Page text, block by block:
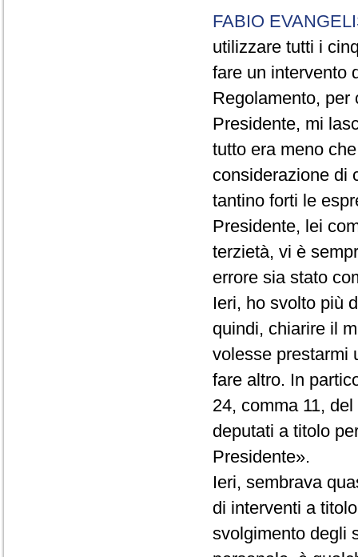
FABIO
utilizzare tutti i
fare un intervento
Regolamento, per
Presidente, mi
tutto era meno
considerazione di
tantino forti le
Presidente, lei
terzietà, vi è
errore sia stato
Ieri, ho svolto più
quindi, chiarire il
volesse prestarmi
fare altro. In
24, comma 11,
deputati a titolo
Presidente».
Ieri, sembrava
di interventi a
svolgimento degli